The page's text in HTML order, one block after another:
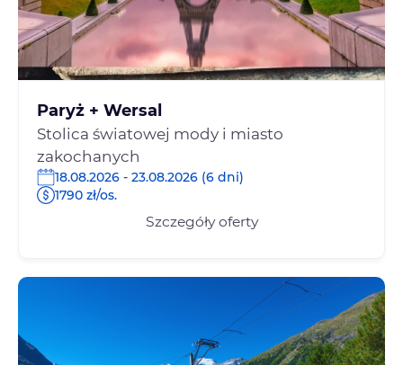
Paryż + Wersal
Stolica światowej mody i miasto
zakochanych
18.08.2026 - 23.08.2026 (6 dni)
1790 zł/os.
Szczegóły oferty